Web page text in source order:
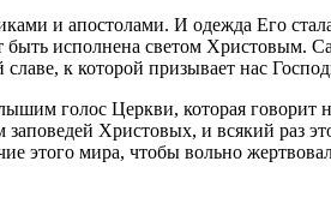
и апостолами. И одежда Его
исполнена светом
к которой призывает нас
голос Церкви, которая говорит
Христовых, и всякий раз
этого мира, чтобы вольно